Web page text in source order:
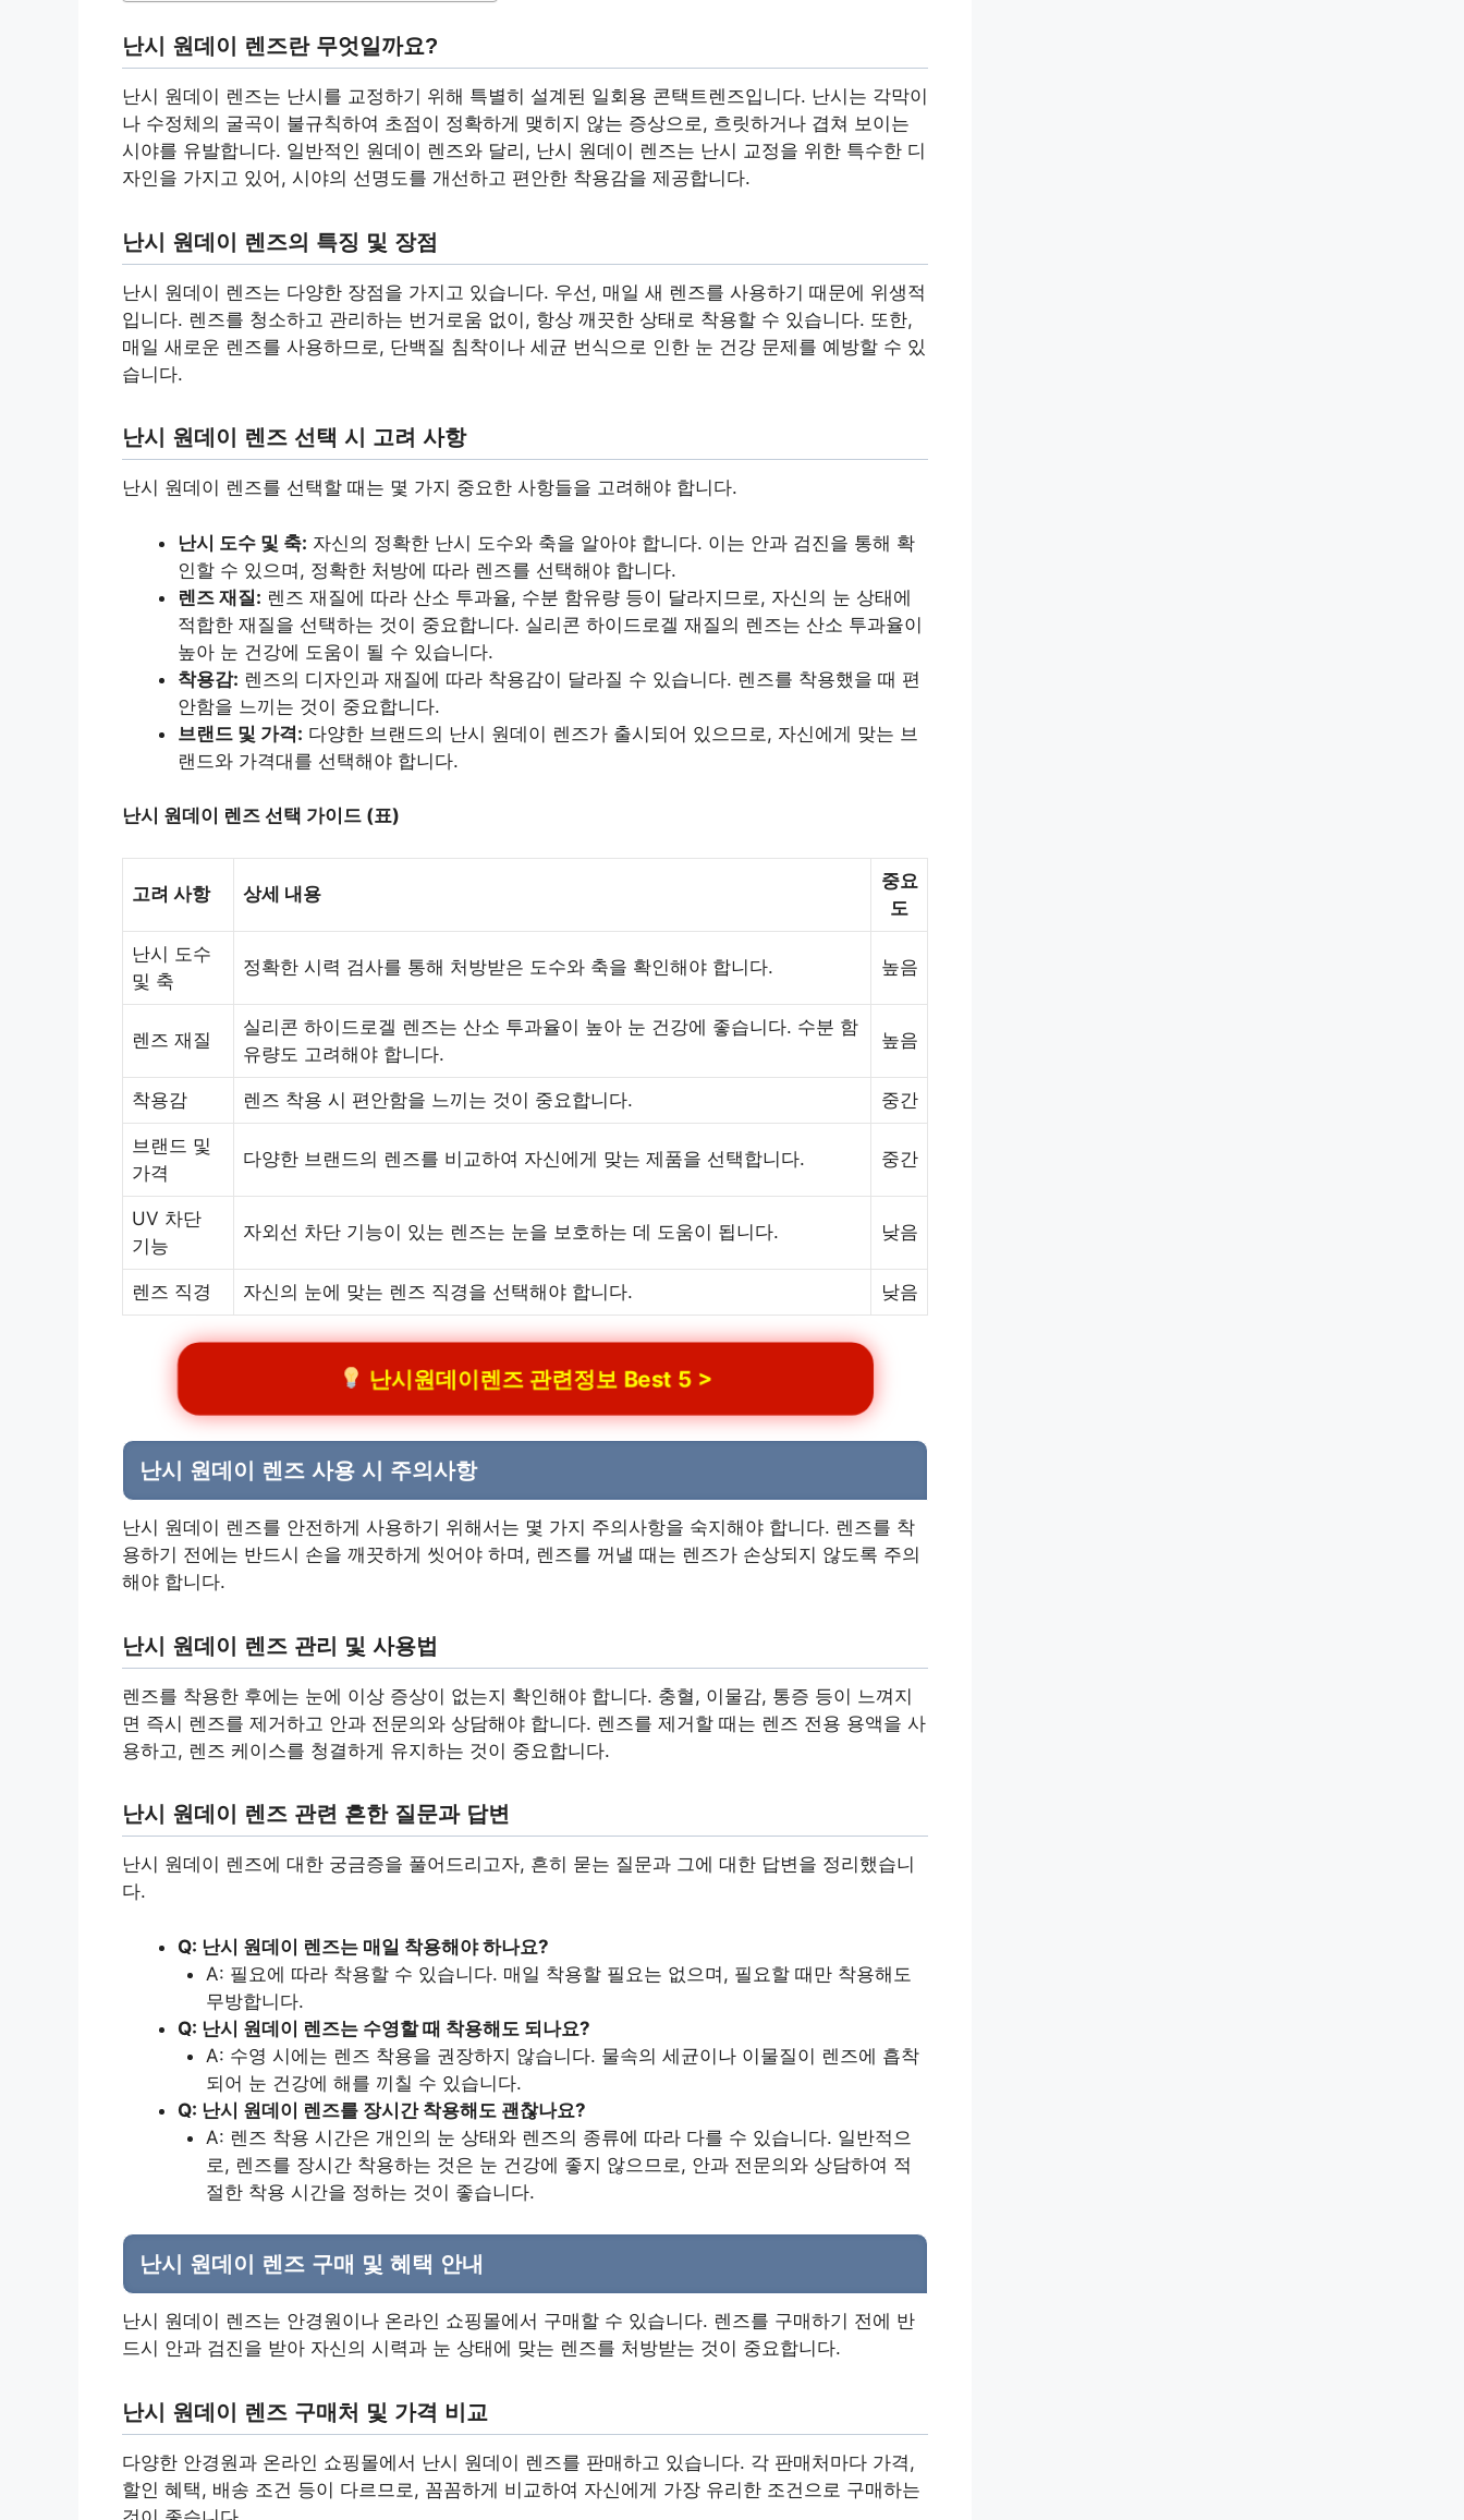
난시 원데이 렌즈란 무엇일까요?
난시 원데이 렌즈는 난시를 교정하기 위해 특별히 설계된 일회용 콘택트렌즈입니다. 난시는 각막이
나 수정체의 굴곡이 불규칙하여 초점이 정확하게 맺히지 않는 증상으로, 흐릿하거나 겹쳐 보이는
시야를 유발합니다. 일반적인 원데이 렌즈와 달리, 난시 원데이 렌즈는 난시 교정을 위한 특수한 디
자인을 가지고 있어, 시야의 선명도를 개선하고 편안한 착용감을 제공합니다.
난시 원데이 렌즈의 특징 및 장점
난시 원데이 렌즈는 다양한 장점을 가지고 있습니다. 우선, 매일 새 렌즈를 사용하기 때문에 위생적
입니다. 렌즈를 청소하고 관리하는 번거로움 없이, 항상 깨끗한 상태로 착용할 수 있습니다. 또한,
매일 새로운 렌즈를 사용하므로, 단백질 침착이나 세균 번식으로 인한 눈 건강 문제를 예방할 수 있
습니다.
난시 원데이 렌즈 선택 시 고려 사항
난시 원데이 렌즈를 선택할 때는 몇 가지 중요한 사항들을 고려해야 합니다.
난시 도수 및 축: 자신의 정확한 난시 도수와 축을 알아야 합니다. 이는 안과 검진을 통해 확
인할 수 있으며, 정확한 처방에 따라 렌즈를 선택해야 합니다.
렌즈 재질: 렌즈 재질에 따라 산소 투과율, 수분 함유량 등이 달라지므로, 자신의 눈 상태에
적합한 재질을 선택하는 것이 중요합니다. 실리콘 하이드로겔 재질의 렌즈는 산소 투과율이
높아 눈 건강에 도움이 될 수 있습니다.
착용감: 렌즈의 디자인과 재질에 따라 착용감이 달라질 수 있습니다. 렌즈를 착용했을 때 편
안함을 느끼는 것이 중요합니다.
브랜드 및 가격: 다양한 브랜드의 난시 원데이 렌즈가 출시되어 있으므로, 자신에게 맞는 브
랜드와 가격대를 선택해야 합니다.
난시 원데이 렌즈 선택 가이드 (표)
고려 사항 상세 내용
중요
도
난시 도수
및 축
정확한 시력 검사를 통해 처방받은 도수와 축을 확인해야 합니다. 높음
렌즈 재질
실리콘 하이드로겔 렌즈는 산소 투과율이 높아 눈 건강에 좋습니다. 수분 함
유량도 고려해야 합니다.
높음
착용감 렌즈 착용 시 편안함을 느끼는 것이 중요합니다. 중간
브랜드 및
가격
다양한 브랜드의 렌즈를 비교하여 자신에게 맞는 제품을 선택합니다. 중간
UV 차단
기능
자외선 차단 기능이 있는 렌즈는 눈을 보호하는 데 도움이 됩니다. 낮음
렌즈 직경 자신의 눈에 맞는 렌즈 직경을 선택해야 합니다. 낮음
난시원데이렌즈 관련정보 Best 5 >
난시 원데이 렌즈 사용 시 주의사항
난시 원데이 렌즈를 안전하게 사용하기 위해서는 몇 가지 주의사항을 숙지해야 합니다. 렌즈를 착
용하기 전에는 반드시 손을 깨끗하게 씻어야 하며, 렌즈를 꺼낼 때는 렌즈가 손상되지 않도록 주의
해야 합니다.
난시 원데이 렌즈 관리 및 사용법
렌즈를 착용한 후에는 눈에 이상 증상이 없는지 확인해야 합니다. 충혈, 이물감, 통증 등이 느껴지
면 즉시 렌즈를 제거하고 안과 전문의와 상담해야 합니다. 렌즈를 제거할 때는 렌즈 전용 용액을 사
용하고, 렌즈 케이스를 청결하게 유지하는 것이 중요합니다.
난시 원데이 렌즈 관련 흔한 질문과 답변
난시 원데이 렌즈에 대한 궁금증을 풀어드리고자, 흔히 묻는 질문과 그에 대한 답변을 정리했습니
다.
Q: 난시 원데이 렌즈는 매일 착용해야 하나요?
A: 필요에 따라 착용할 수 있습니다. 매일 착용할 필요는 없으며, 필요할 때만 착용해도
무방합니다.
Q: 난시 원데이 렌즈는 수영할 때 착용해도 되나요?
A: 수영 시에는 렌즈 착용을 권장하지 않습니다. 물속의 세균이나 이물질이 렌즈에 흡착
되어 눈 건강에 해를 끼칠 수 있습니다.
Q: 난시 원데이 렌즈를 장시간 착용해도 괜찮나요?
A: 렌즈 착용 시간은 개인의 눈 상태와 렌즈의 종류에 따라 다를 수 있습니다. 일반적으
로, 렌즈를 장시간 착용하는 것은 눈 건강에 좋지 않으므로, 안과 전문의와 상담하여 적
절한 착용 시간을 정하는 것이 좋습니다.
난시 원데이 렌즈 구매 및 혜택 안내
난시 원데이 렌즈는 안경원이나 온라인 쇼핑몰에서 구매할 수 있습니다. 렌즈를 구매하기 전에 반
드시 안과 검진을 받아 자신의 시력과 눈 상태에 맞는 렌즈를 처방받는 것이 중요합니다.
난시 원데이 렌즈 구매처 및 가격 비교
다양한 안경원과 온라인 쇼핑몰에서 난시 원데이 렌즈를 판매하고 있습니다. 각 판매처마다 가격,
할인 혜택, 배송 조건 등이 다르므로, 꼼꼼하게 비교하여 자신에게 가장 유리한 조건으로 구매하는